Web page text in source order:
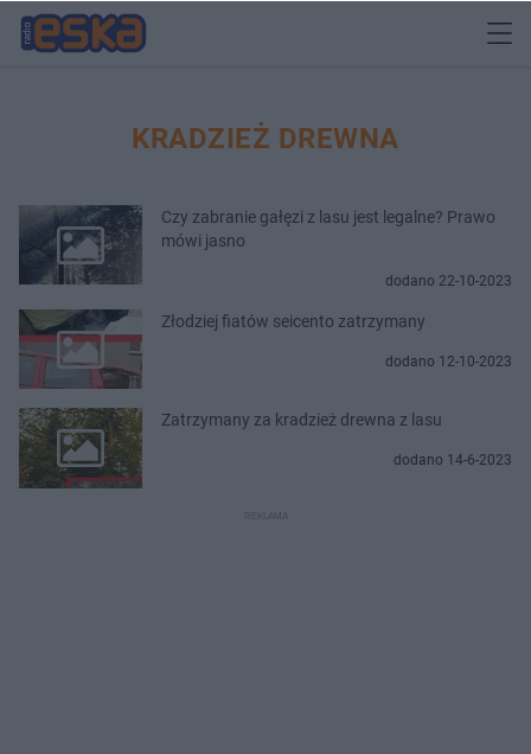
KRADZIEŻ DREWNA
Czy zabranie gałęzi z lasu jest legalne? Prawo
mówi jasno
dodano 22-10-2023
Złodziej fiatów seicento zatrzymany
dodano 12-10-2023
Zatrzymany za kradzież drewna z lasu
dodano 14-6-2023